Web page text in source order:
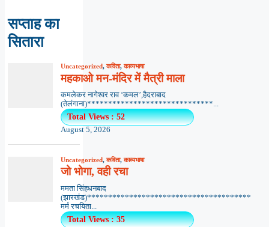
सप्ताह का
सितारा
Uncategorized,कविता,काव्यभाषा
महकाओ मन-मंदिर में मैत्री माला
कमलेकर नागेश्वर राव ‘कमल’,हैदराबाद
(तेलंगाना)******************************...
Total Views : 52
August 5, 2026
Uncategorized,कविता,काव्यभाषा
जो भोगा, वही रचा
ममता सिंहधनबाद
(झारखंड)***************************************
मर्म रचयिता...
Total Views : 35